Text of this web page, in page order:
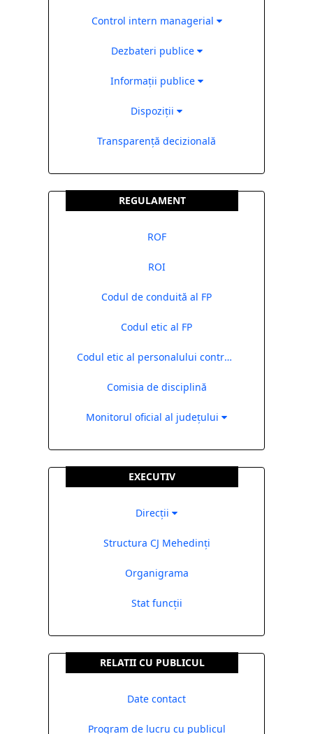
Control intern managerial
Dezbateri publice
Informații publice
Dispoziții
Transparență decizională
REGULAMENT
ROF
ROI
Codul de conduită al FP
Codul etic al FP
Codul etic al personalului contractual
Comisia de disciplină
Monitorul oficial al județului
EXECUTIV
Direcții
Structura CJ Mehedinți
Organigrama
Stat funcții
RELATII CU PUBLICUL
Date contact
Program de lucru cu publicul